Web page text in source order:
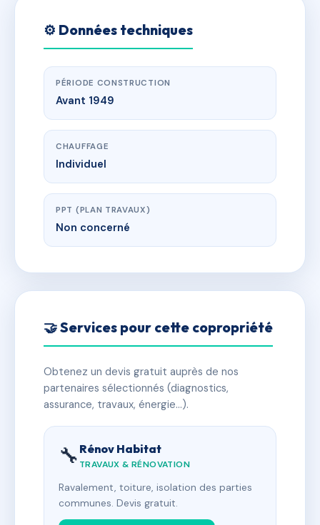
⚙️ Données techniques
PÉRIODE CONSTRUCTION
Avant 1949
CHAUFFAGE
Individuel
PPT (PLAN TRAVAUX)
Non concerné
🤝 Services pour cette copropriété
Obtenez un devis gratuit auprès de nos
partenaires sélectionnés (diagnostics,
assurance, travaux, énergie…).
🔧 Rénov Habitat
TRAVAUX & RÉNOVATION
Ravalement, toiture, isolation des parties
communes. Devis gratuit.